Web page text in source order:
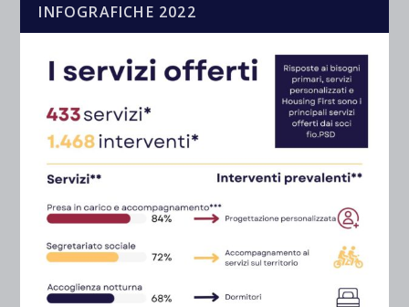
INFOGRAFICHE 2022